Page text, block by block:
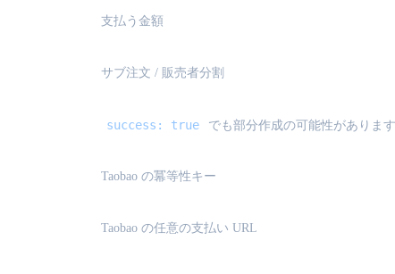
支払う金額
サブ注文 / 販売者分割
success: true でも部分作成の可能性があります
Taobao の冪等性キー
Taobao の任意の支払い URL